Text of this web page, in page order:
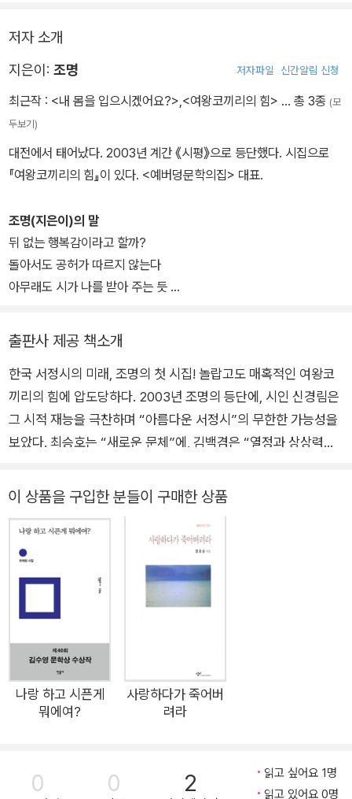
잿빛 구멍들 숭숭 뚫린다
왜 화성에는 재 덮인 분화구가 그리도 만았는지
저 갈매기들은 왜 서늘한 균형으로 허공에 떠 있는지
사랑으 기억들은 쐐기풀처럼 살아남는 법
심장을 찌르는 추억을 되새김질하는 기쁨으로
홀로 뻘 밑에서 나와 뻘 밑으로 들어가는
갯지렁이의 등줄기를 덮는 저 어둠
폐선 한 척 기우뚱
비릿한 물머리 들이밀며 들어설 나의 코발트블루 바다여
언제나 설레이는 저쪽 바다에 있다
저자 소개
지은이: 조명 저자파일 신간알림 신청
최근작 : <내 몸을 입으시겠어요?>,<여왕코끼리의 힘> … 총 3종 (모
두보기)
대전에서 태어났다. 2003년 계간 《시평》으로 등단했다. 시집으로
『여왕코끼리의 힘』이 있다. <예버덩문학의집> 대표.
조명(지은이)의 말
뒤 없는 행복감이라고 할까?
돌아서도 공허가 따르지 않는다
아무래도 시가 나를 받아 주는 듯
그 유혹과 독으로 인하여
나는 끝내 죽을 것이다
한 씨앗의 발아를 위해 껍질을 터트려 준
바람과 햇살이 있었다
개화와 낙화가 동체인 시적 형상을
한 번은 만나고 싶다
출판사 제공 책소개
한국 서정시의 미래, 조명의 첫 시집! 놀랍고도 매혹적인 여왕코
끼리의 힘에 압도당하다. 2003년 조명의 등단에, 시인 신경림은
그 시적 재능을 극찬하며 “아름다운 서정시”의 무한한 가능성을
보았다. 최승호는 “새로운 문체”에, 김백겸은 “열정과 상상력의
씨가 일품”이라며 감탄했다. 한국 시단의 기대를 한 몸에 받은 조
저력을 보여 주기란 쉽지 않다. 첫 쪽에서 마지막 쪽까지 맥을 놓
지 않는 시의 밀도는 읽는 이의 심장을 코끼리처럼 압박한다. 단
순히 강렬하다는 것이 아니다. 듣는 순간에는 흐르듯 하면서도 한
번 들으면 쉽게 잊히지 않는 날카로움이 있다. 시어 하나하나가
치밀하고 견고하며 무엇보다 진실하다. 마치 스스로의 어금니를
뽑아 세공하듯 온 힘을 다해 쓴 흔적이 역력하다. 조명은 서정시
의 부활과 진화를 이끌 첨병이며, 한국 시의 미래가 『여왕코끼리
의 힘』에 있다. 견고한 일상의 우주적 초월 이 시집의 일상적인 시
어들은 구체적이고 솔직해서, 할머니가 굵은 대바늘로 짜 주신 스
즘」), 바로 옆 자리에서 끊임없이 문자 메시지를 보내는 사춘기
이 상품을 구입한 분들이 구매한 상품
나랑 하고 시픈게
뭐에여?
사랑하다가 죽어버
려라
0 0 2
읽고 싶어요 1명
읽고 있어요 0명